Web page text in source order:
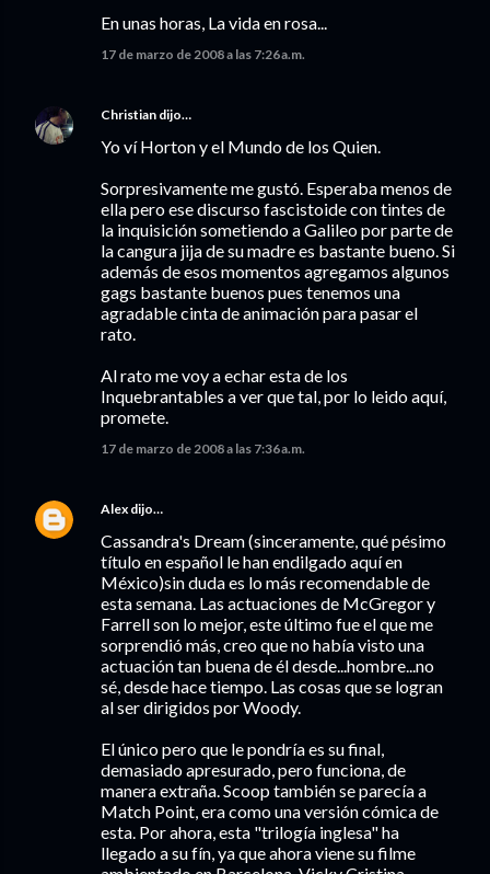
En unas horas, La vida en rosa...
17 de marzo de 2008 a las 7:26 a.m.
Christian dijo…
Yo ví Horton y el Mundo de los Quien.
Sorpresivamente me gustó. Esperaba menos de
ella pero ese discurso fascistoide con tintes de
la inquisición sometiendo a Galileo por parte de
la cangura jija de su madre es bastante bueno. Si
además de esos momentos agregamos algunos
gags bastante buenos pues tenemos una
agradable cinta de animación para pasar el
rato.
Al rato me voy a echar esta de los
Inquebrantables a ver que tal, por lo leido aquí,
promete.
17 de marzo de 2008 a las 7:36 a.m.
Alex dijo…
Cassandra's Dream (sinceramente, qué pésimo
título en español le han endilgado aquí en
México)sin duda es lo más recomendable de
esta semana. Las actuaciones de McGregor y
Farrell son lo mejor, este último fue el que me
sorprendió más, creo que no había visto una
actuación tan buena de él desde...hombre...no
sé, desde hace tiempo. Las cosas que se logran
al ser dirigidos por Woody.
El único pero que le pondría es su final,
demasiado apresurado, pero funciona, de
manera extraña. Scoop también se parecía a
Match Point, era como una versión cómica de
esta. Por ahora, esta "trilogía inglesa" ha
llegado a su fín, ya que ahora viene su filme